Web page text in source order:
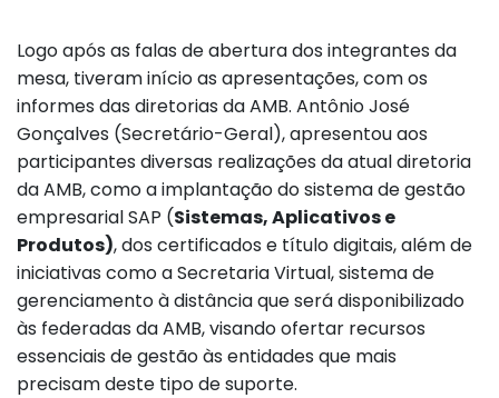
Logo após as falas de abertura dos integrantes da
mesa, tiveram início as apresentações, com os
informes das diretorias da AMB. Antônio José
Gonçalves (Secretário-Geral), apresentou aos
participantes diversas realizações da atual diretoria
da AMB, como a implantação do sistema de gestão
empresarial SAP (Sistemas, Aplicativos e
Produtos), dos certificados e título digitais, além de
iniciativas como a Secretaria Virtual, sistema de
gerenciamento à distância que será disponibilizado
às federadas da AMB, visando ofertar recursos
essenciais de gestão às entidades que mais
precisam deste tipo de suporte.